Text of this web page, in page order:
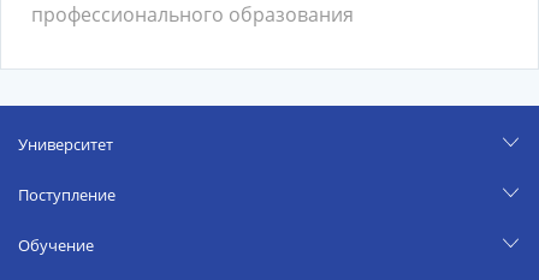
профессионального образования
Университет
Поступление
Обучение